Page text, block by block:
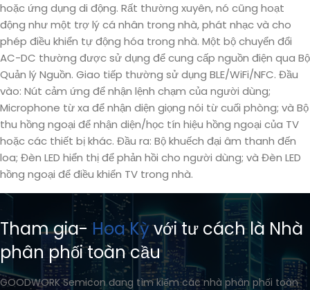
hoặc ứng dụng di động. Rất thường xuyên, nó cũng hoạt
động như một trợ lý cá nhân trong nhà, phát nhạc và cho
phép điều khiển tự động hóa trong nhà. Một bộ chuyển đổi
AC-DC thường được sử dụng để cung cấp nguồn điện qua Bộ
Quản lý Nguồn. Giao tiếp thường sử dụng BLE/WiFi/NFC. Đầu
vào: Nút cảm ứng để nhận lệnh chạm của người dùng;
Microphone từ xa để nhận diện giọng nói từ cuối phòng; và Bộ
thu hồng ngoại để nhận diện/học tín hiệu hồng ngoại của TV
hoặc các thiết bị khác. Đầu ra: Bộ khuếch đại âm thanh đến
loa; Đèn LED hiển thị để phản hồi cho người dùng; và Đèn LED
hồng ngoại để điều khiển TV trong nhà.
Tham gia- Hoa Kỳvới tư cách là Nhà
phân phối toàn cầu
GOODWORK Semicon đang tìm kiếm các nhà phân phối toàn